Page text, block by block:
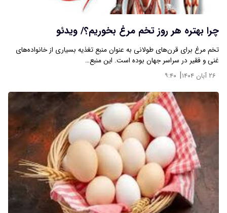
چرا بهتره هر روز تخم مرغ بخوریم؟/ ویدئو
تخم مرغ برای قرن‌های طولانی به عنوان منبع تغذیه بسیاری از خانواده‌های
غنی و فقیر در سراسر جهان بوده است. این منبع…
۲۶ آبان ۱۴۰۴ | ۹:۴۰